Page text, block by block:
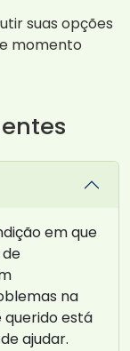
suas opções
momento
em que
na
querido está
ajudar.